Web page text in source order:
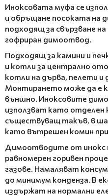
Иноксовата муфа се
и обръщане посоката на
подходящ за свързване
гофриран димоотвод.
Подходящ за камини и
и котли за централно
котли на дърва, пелети и
Монтирането може да е
външно. Иноксовите
използват като отделен
съществуващ такъв, в
като вътрешен комин
Димоотводите от инокс
равномерен горивен
газове. Намаляват
до минимум конденза. В
издържат на нормални